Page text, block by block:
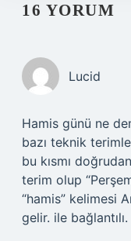
16 YORUM
Lucid
Hamis günü ne
bazı teknik
bu kısmı
terim olup
“hamis” kelimesi
gelir. ile bağlantılı.